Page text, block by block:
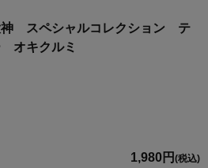
神 スペシャルコレクション テ
オキクルミ
1,980円 (税込)